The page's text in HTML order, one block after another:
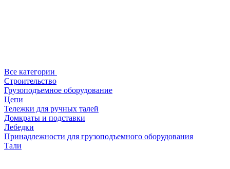
Все категории
Строительство
Грузоподъемное оборудование
Цепи
Тележки для ручных талей
Домкраты и подставки
Лебедки
Принадлежности для грузоподъемного оборудования
Тали